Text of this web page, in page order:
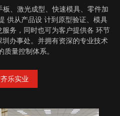
、激光成型、快速模具、零件加
供从产品设 计到原型验证、模具
务，同时也可为客户提供各 环节
办事处。并拥有资深的专业技术
量控制体系。
乐实业